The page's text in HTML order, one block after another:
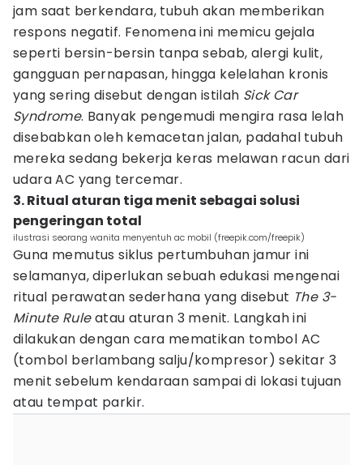
jam saat berkendara, tubuh akan memberikan
respons negatif. Fenomena ini memicu gejala
seperti bersin-bersin tanpa sebab, alergi kulit,
gangguan pernapasan, hingga kelelahan kronis
yang sering disebut dengan istilah Sick Car
Syndrome. Banyak pengemudi mengira rasa lelah
disebabkan oleh kemacetan jalan, padahal tubuh
mereka sedang bekerja keras melawan racun dari
udara AC yang tercemar.
3. Ritual aturan tiga menit sebagai solusi
pengeringan total
ilustrasi seorang wanita menyentuh ac mobil (freepik.com/freepik)
Guna memutus siklus pertumbuhan jamur ini
selamanya, diperlukan sebuah edukasi mengenai
ritual perawatan sederhana yang disebut The 3-
Minute Ruleatau aturan 3 menit. Langkah ini
dilakukan dengan cara mematikan tombol AC
(tombol berlambang salju/kompresor) sekitar 3
menit sebelum kendaraan sampai di lokasi tujuan
atau tempat parkir.